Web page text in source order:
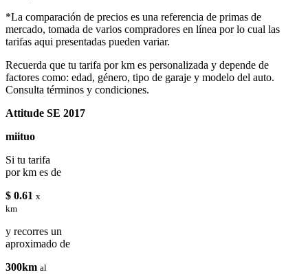
*La comparación de precios es una referencia de primas de
mercado, tomada de varios compradores en línea por lo cual las
tarifas aqui presentadas pueden variar.
Recuerda que tu tarifa por km es personalizada y depende de
factores como: edad, género, tipo de garaje y modelo del auto.
Consulta términos y condiciones.
Attitude SE 2017
miituo
Si tu tarifa
por km es de
$ 0.61 x
km
y recorres un
aproximado de
300km al